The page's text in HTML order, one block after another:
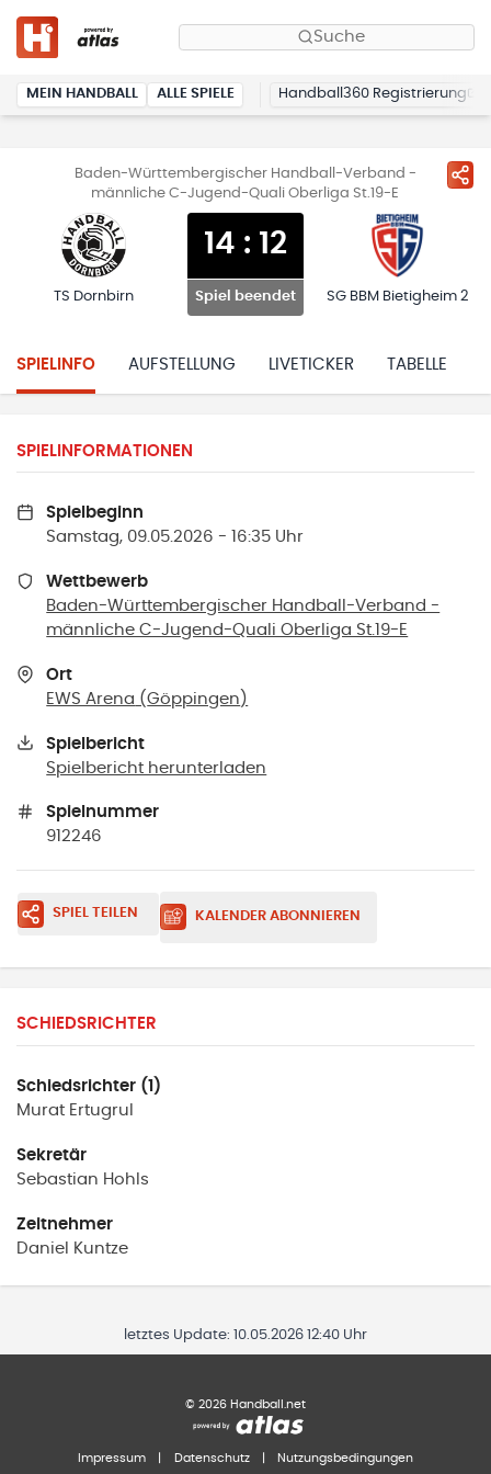
Suche
MEIN HANDBALL ALLE SPIELE Handball360 Registrierung
Baden-Württembergischer Handball-Verband -
männliche C-Jugend-Quali Oberliga St.19-E
TS Dornbirn
14 : 12
Spiel beendet SG BBM Bietigheim 2
SPIELINFO AUFSTELLUNG LIVETICKER TABELLE
SPIELINFORMATIONEN
Spielbeginn
Samstag, 09.05.2026 - 16:35 Uhr
Wettbewerb
Baden-Württembergischer Handball-Verband -
männliche C-Jugend-Quali Oberliga St.19-E
Ort
EWS Arena (Göppingen )
Spielbericht
Spielbericht herunterladen
Spielnummer
912246
SPIEL TEILEN KALENDER ABONNIEREN
SCHIEDSRICHTER
Schiedsrichter (1)
Murat Ertugrul
Sekretär
Sebastian Hohls
Zeitnehmer
Daniel
Kuntze
letztes Update: 10.05.2026 12:40 Uhr
© 2026 Handball.net
Impressum Datenschutz Nutzungsbedingungen